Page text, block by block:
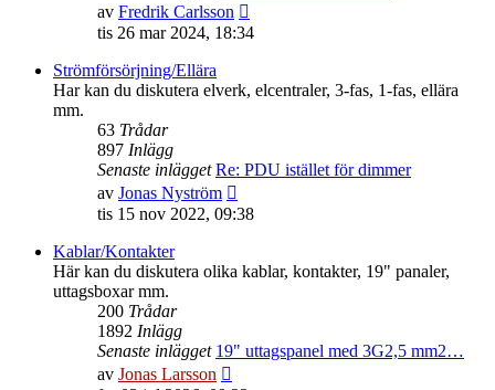
av Fredrik Carlsson
till
inlägget
tis 26 mar 2024, 18:34
Strömförsörjning/Ellära
Har kan du diskutera elverk, elcentraler, 3-fas, 1-fas, ellära
mm.
63 Trådar
897 Inlägg
Senaste inlägget Re: PDU istället för dimmer
av Jonas Nyström
till
inlägget
tis 15 nov 2022, 09:38
Kablar/Kontakter
Här kan du diskutera olika kablar, kontakter, 19" panaler,
uttagsboxar mm.
200 Trådar
1892 Inlägg
Senaste inlägget 19" uttagspanel med 3G2,5 mm2…
av Jonas Larsson